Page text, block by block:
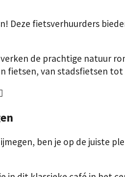
Deze fietsverhuurders
de prachtige natuur
fietsen, van stadsfietsen
ben je op de juiste